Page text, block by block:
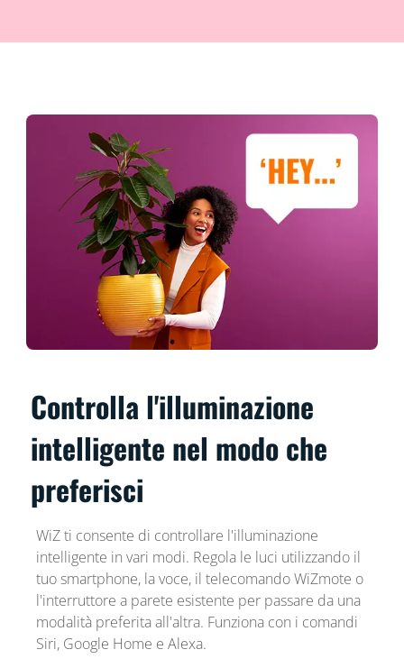
Controlla l'illuminazione
intelligente nel modo che
preferisci
WiZ ti consente di controllare l'illuminazione
intelligente in vari modi. Regola le luci utilizzando il
tuo smartphone, la voce, il telecomando WiZmote o
l'interruttore a parete esistente per passare da una
modalità preferita all'altra. Funziona con i comandi
Siri, Google Home e Alexa.